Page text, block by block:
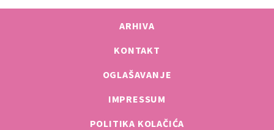
ARHIVA
KONTAKT
OGLAŠAVANJE
IMPRESSUM
POLITIKA KOLAČIĆA